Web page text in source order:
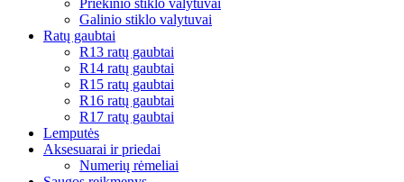
Priekinio stiklo valytuvai
Galinio stiklo valytuvai
Ratų gaubtai
R13 ratų gaubtai
R14 ratų gaubtai
R15 ratų gaubtai
R16 ratų gaubtai
R17 ratų gaubtai
Lemputės
Aksesuarai ir priedai
Numerių rėmeliai